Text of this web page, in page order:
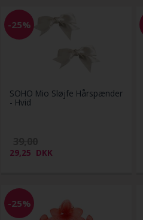
-25%
SOHO Mio Sløjfe Hårspænder
- Hvid
29,25 DKK
-25%